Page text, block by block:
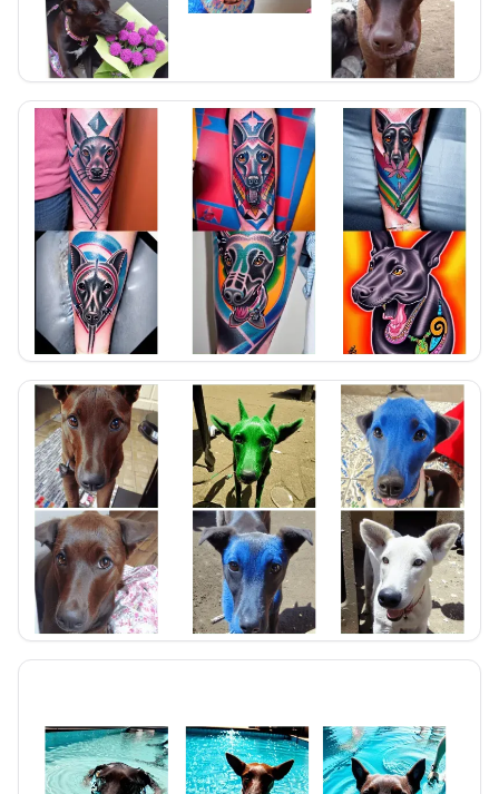
Imagenes generadas de la yeye
Imagenes generadas de la yeye
Imagenes generadas de la yeye